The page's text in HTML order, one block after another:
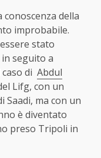
della
improbabile.
stato
seguito a
di Abdul
Lifg, con un
Saadi, ma con un
è diventato
preso Tripoli in